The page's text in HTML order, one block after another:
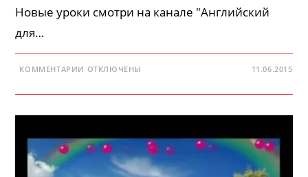
Новые уроки смотри на канале "Английский
для…
КОММЕНТАРИИ К
ДЕТЯМ
КАПУКИ
ОТКЛЮЧЕНЫ 11.06.2015